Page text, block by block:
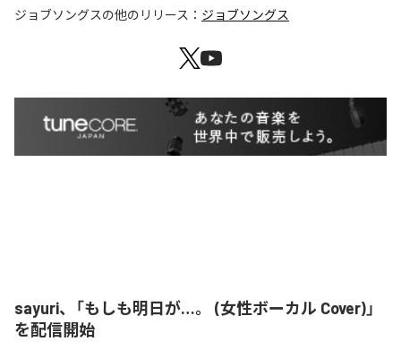
ジョブソングスの他のリリース： ジョブソングス
sayuri、「もしも明日が…。 (女性ボーカル Cover)」
を配信開始